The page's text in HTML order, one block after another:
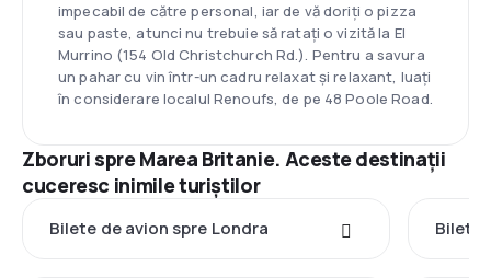
impecabil de către personal, iar de vă doriți o pizza
sau paste, atunci nu trebuie să ratați o vizită la El
Murrino (154 Old Christchurch Rd.). Pentru a savura
un pahar cu vin într-un cadru relaxat și relaxant, luați
în considerare localul Renoufs, de pe 48 Poole Road.
Zboruri spre Marea Britanie. Aceste destinații
cuceresc inimile turiștilor
Bilete de avion spre Londra Bilete